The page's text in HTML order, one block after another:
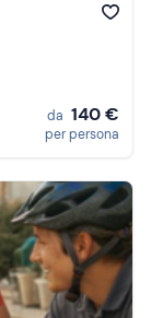
da 140 €
per persona